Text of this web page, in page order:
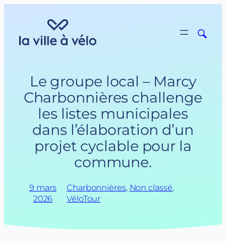
Le groupe local – Marcy
Charbonnières challenge
les listes municipales
dans l’élaboration d’un
projet cyclable pour la
commune.
9 mars
2026
Charbonnières, Non classé,
VéloTour